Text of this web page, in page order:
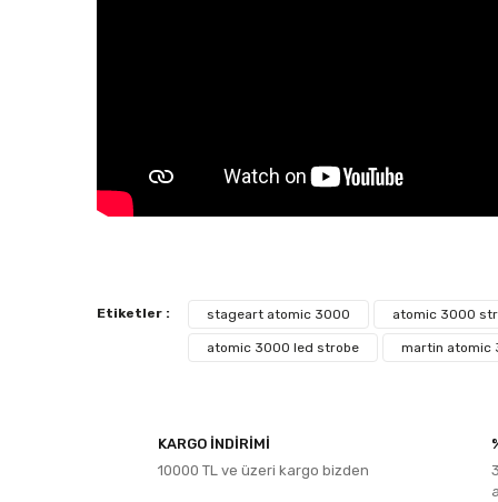
Bu ürünün fiyat bilgisi, resim, ürün açıklamalarında ve
Ürün bilgilerinde hatalar bulunuyor.
Ürün fiyatı diğer sitelerden daha pahalı.
Etiketler : stageart atomic 3000 atomic 3000
atomic 3000 led strobe martin atomic
KARGO İNDİRİMİ
10000 TL ve üzeri kargo bizden